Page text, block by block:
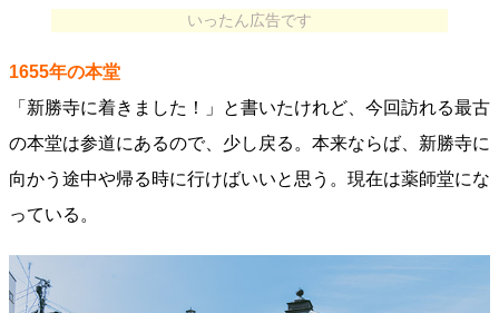
いったん広告です
1655年の本堂
「新勝寺に着きました！」と書いたけれど、今回訪れる最古
の本堂は参道にあるので、少し戻る。本来ならば、新勝寺に
向かう途中や帰る時に行けばいいと思う。現在は薬師堂にな
っている。